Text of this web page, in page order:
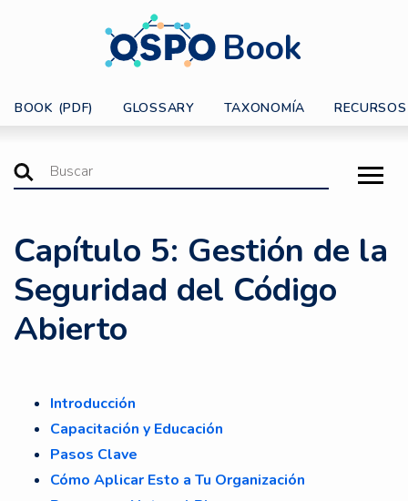
Book
BOOK (PDF) GLOSSARY TAXONOMÍA RECURSOS
Capítulo 5: Gestión de la
Seguridad del Código
Abierto
Introducción
Capacitación y Educación
Pasos Clave
Cómo Aplicar Esto a Tu Organización